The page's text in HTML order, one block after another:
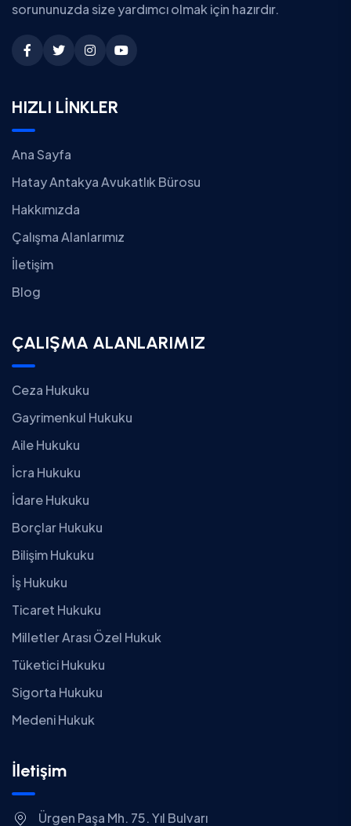
sorununuzda size yardımcı olmak için hazırdır.
HIZLI LİNKLER
Ana Sayfa
Hatay Antakya Avukatlık Bürosu
Hakkımızda
Çalışma Alanlarımız
İletişim
Blog
ÇALIŞMA ALANLARIMIZ
Ceza Hukuku
Gayrimenkul Hukuku
Aile Hukuku
İcra Hukuku
İdare Hukuku
Borçlar Hukuku
Bilişim Hukuku
İş Hukuku
Ticaret Hukuku
Milletler Arası Özel Hukuk
Tüketici Hukuku
Sigorta Hukuku
Medeni Hukuk
İletişim
Ürgen Paşa Mh. 75. Yıl Bulvarı